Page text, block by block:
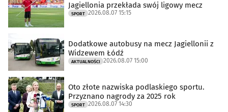
Jagiellonia przekłada swój ligowy mecz
SPORT 2026.08.07 15:15
Dodatkowe autobusy na mecz Jagiellonii z
Widzewem Łódź
AKTUALNOŚCI 2026.08.07 15:00
Oto złote nazwiska podlaskiego sportu.
Przyznano nagrody za 2025 rok
SPORT 2026.08.07 14:30